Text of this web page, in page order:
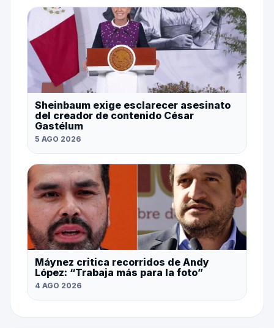
Sheinbaum exige esclarecer asesinato
del creador de contenido César
Gastélum
5 AGO 2026
Máynez critica recorridos de Andy
López: “Trabaja más para la foto”
4 AGO 2026